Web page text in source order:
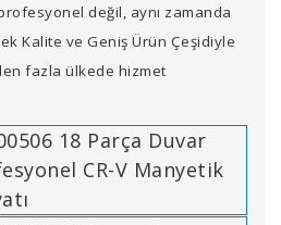
değil, aynı zamanda
Kalite ve Geniş Ürün Çeşidiyle
fazla ülkede hizmet